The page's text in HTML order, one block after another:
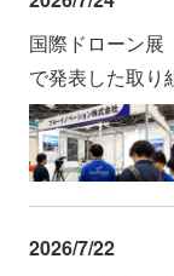
国際ドローン展
で発表した取り
2026/7/22